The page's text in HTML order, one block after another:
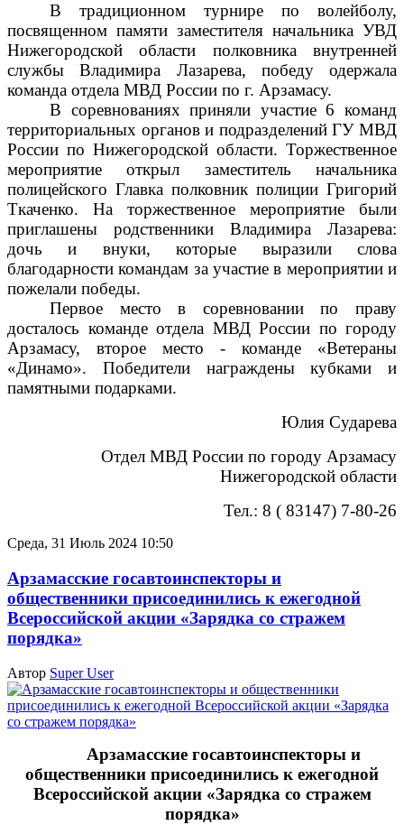
В традиционном турнире по волейболу,
посвященном памяти заместителя начальника УВД
Нижегородской области полковника внутренней
службы Владимира Лазарева, победу одержала
команда отдела МВД России по г. Арзамасу.
В соревнованиях приняли участие 6 команд
территориальных органов и подразделений ГУ МВД
России по Нижегородской области. Торжественное
мероприятие открыл заместитель начальника
полицейского Главка полковник полиции Григорий
Ткаченко. На торжественное мероприятие были
приглашены родственники Владимира Лазарева:
дочь и внуки, которые выразили слова
благодарности командам за участие в мероприятии и
пожелали победы.
Первое место в соревновании по праву
досталось команде отдела МВД России по городу
Арзамасу, второе место - команде «Ветераны
«Динамо». Победители награждены кубками и
памятными подарками.
Юлия Сударева
Отдел МВД России по городу Арзамасу
Нижегородской области
Тел.: 8 ( 83147) 7-80-26
Среда, 31 Июль 2024 10:50
Арзамасские госавтоинспекторы и
общественники присоединились к ежегодной
Всероссийской акции «Зарядка со стражем
порядка»
Автор Super User
Арзамасские госавтоинспекторы и
общественники присоединились к ежегодной
Всероссийской акции «Зарядка со стражем
порядка»